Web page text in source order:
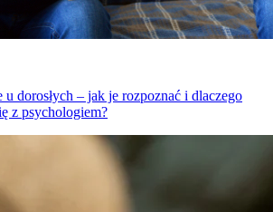
dorosłych – jak je rozpoznać i dlaczego
z psychologiem?